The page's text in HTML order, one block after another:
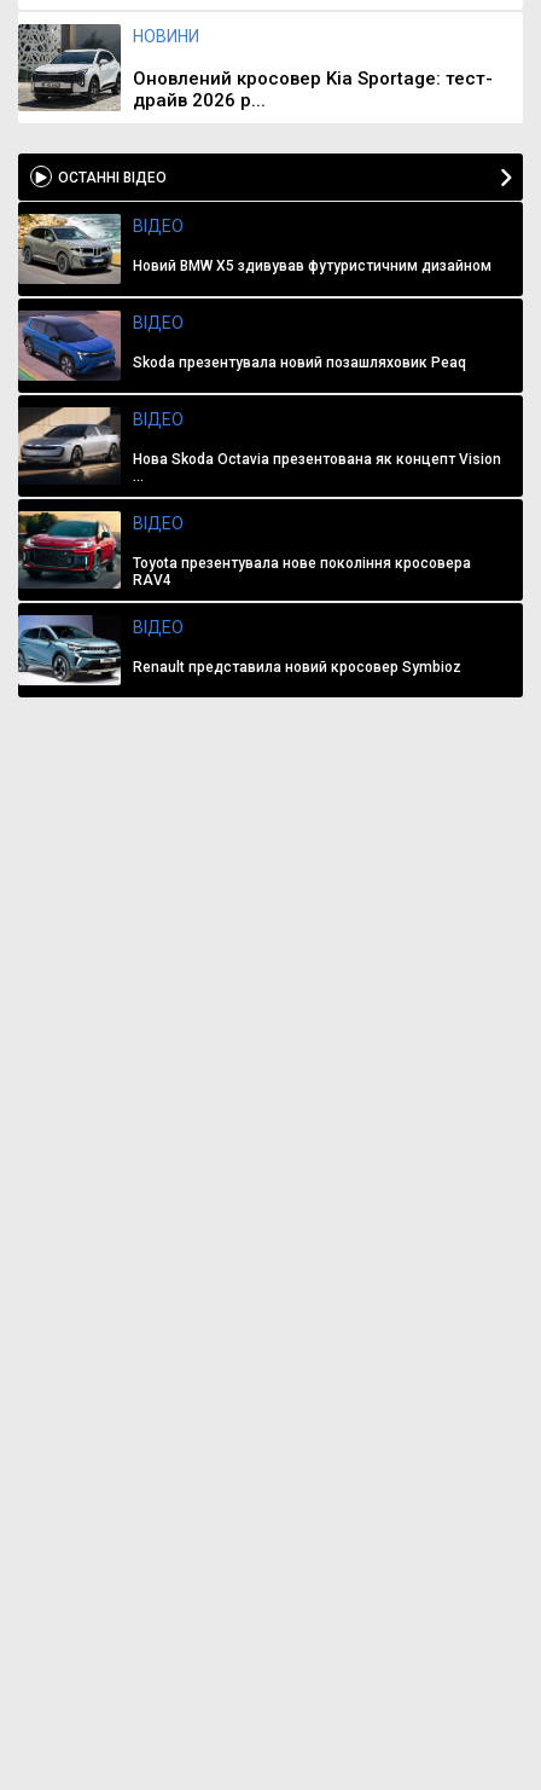
НОВИНИ
Оновлений кросовер Kia Sportage: тест-
драйв 2026 р...
ОСТАННІ ВІДЕО
ВІДЕО
Новий BMW X5 здивував футуристичним дизайном
ВІДЕО
Skoda презентувала новий позашляховик Peaq
ВІДЕО
Нова Skoda Octavia презентована як концепт Vision
...
ВІДЕО
Toyota презентувала нове покоління кросовера
RAV4
ВІДЕО
Renault представила новий кросовер Symbioz